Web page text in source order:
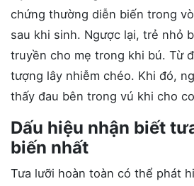
chứng thường diễn biến trong
sau khi sinh. Ngược lại, trẻ nhỏ
truyền cho mẹ trong khi bú. Từ
tượng lây nhiễm chéo. Khi đó,
thấy đau bên trong vú khi cho
Dấu hiệu nhận biết
biến nhất
Tưa lưỡi hoàn toàn có thể phát